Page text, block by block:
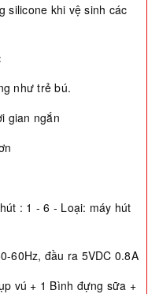
silicone khi vệ sinh các
như trẻ bú.
gian ngắn
: 1 - 6 - Loại: máy hút
60Hz, đầu ra 5VDC 0.8A
vú + 1 Bình đựng sữa +